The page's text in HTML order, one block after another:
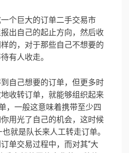
个巨大的订单二手交易市
出自己的起止方向，然后收
的，对于那些自己不想要的
有人收走。
自己想要的订单，但更多时
收转订单，就能够组织起来
，一般这意味着携带至少四
用光了自己的机会，这时候
就是队长来人工转走订单。
单交易过程中，而对其“大